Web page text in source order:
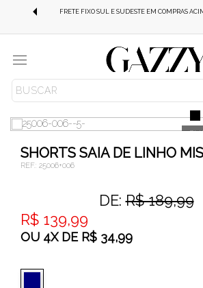
Menu SHORTS
SHORTS SAIA DE LINHO
REF.: 25006+006
DE:R$ 189,99
R$ 139,99
OU 4XDE R$ 34,99